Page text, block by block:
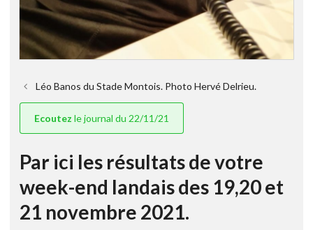
Léo Banos du Stade Montois. Photo Hervé Delrieu.
Ecoutez le journal du 22/11/21
Par ici les résultats de votre
week-end landais des 19,20 et
21 novembre 2021.